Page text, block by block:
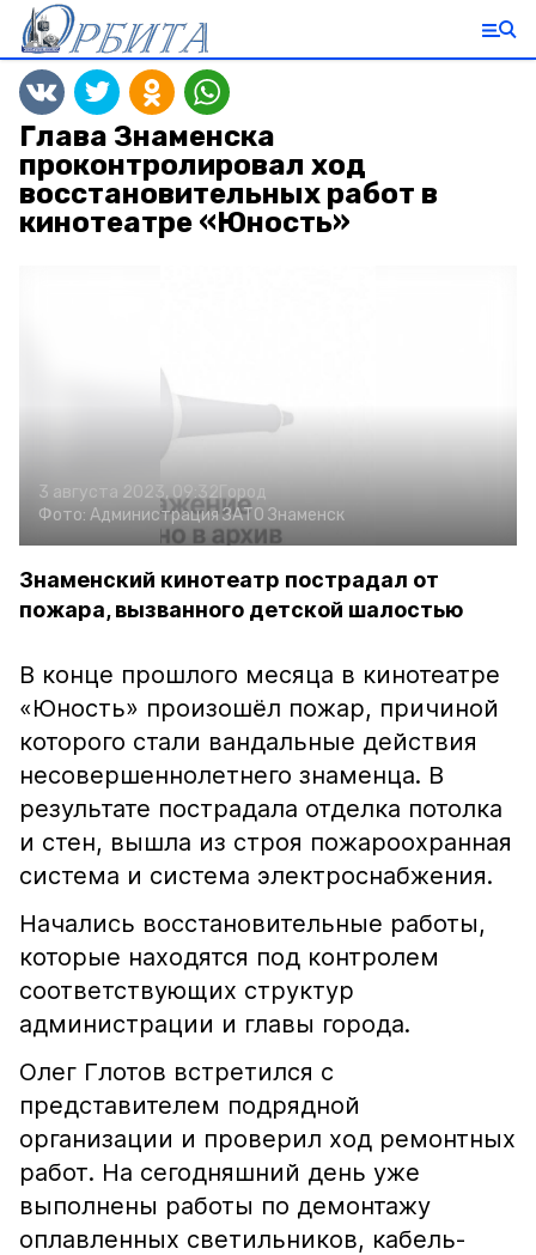
Глава Знаменска
проконтролировал ход
восстановительных работ в
кинотеатре «Юность»
3 августа 2023, 09:32Город
Фото: Администрация ЗАТО Знаменск
Знаменский кинотеатр пострадал от
пожара, вызванного детской шалостью
В конце прошлого месяца в кинотеатре
«Юность» произошёл пожар, причиной
которого стали вандальные действия
несовершеннолетнего знаменца. В
результате пострадала отделка потолка
и стен, вышла из строя пожароохранная
система и система электроснабжения.
Начались восстановительные работы,
которые находятся под контролем
соответствующих структур
администрации и главы города.
Олег Глотов встретился с
представителем подрядной
организации и проверил ход ремонтных
работ. На сегодняшний день уже
выполнены работы по демонтажу
оплавленных светильников, кабель-